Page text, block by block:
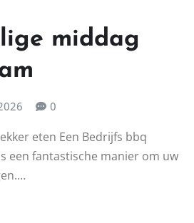
middag
0
eten Een Bedrijfs bbq
een fantastische manier om uw